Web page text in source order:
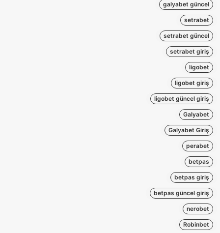
galyabet güncel
setrabet
setrabet güncel
setrabet giriş
ligobet
ligobet giriş
ligobet güncel giriş
Galyabet
Galyabet Giriş
perabet
betpas
betpas giriş
betpas güncel giriş
nerobet
Robinbet